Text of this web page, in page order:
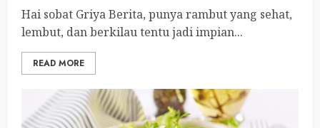
Hai sobat Griya Berita, punya rambut yang sehat,
lembut, dan berkilau tentu jadi impian...
READ MORE